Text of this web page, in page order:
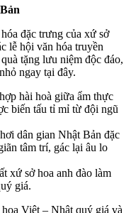
đặc trưng của xứ sở
lễ hội văn hóa truyền
tặng lưu niệm độc đáo,
ngay tại đây.
hài hoà giữa ẩm thực
biến tấu tỉ mỉ từ đội ngũ
dân gian Nhật Bản đặc
tâm trí, gác lại âu lo
xứ sở hoa anh đào làm
giá.
Việt – Nhật quý giá và